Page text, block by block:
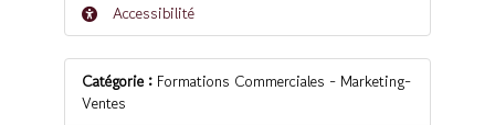
Accessibilité
Catégorie : Formations Commerciales - Marketing-
Ventes